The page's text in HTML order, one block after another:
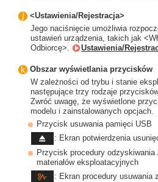
<Ustawienia/Rejestracja>
Jego naciśnięcie umożliwia
ustawień urządzenia, takich jak
Odbiorcę>.
Ustawienia/
Obszar wyświetlania przycisków
W zależności od trybu i stanie
następujące trzy rodzaje
Zwróć uwagę, że wyświetlone
modelu i zainstalowanych opcjach.
Przycisk usuwania pamięci USB
: Ekran potwierdzenia
Przycisk procedury odzyskiwania
materiałów eksploatacyjnych
: Ekran procedury usuwania